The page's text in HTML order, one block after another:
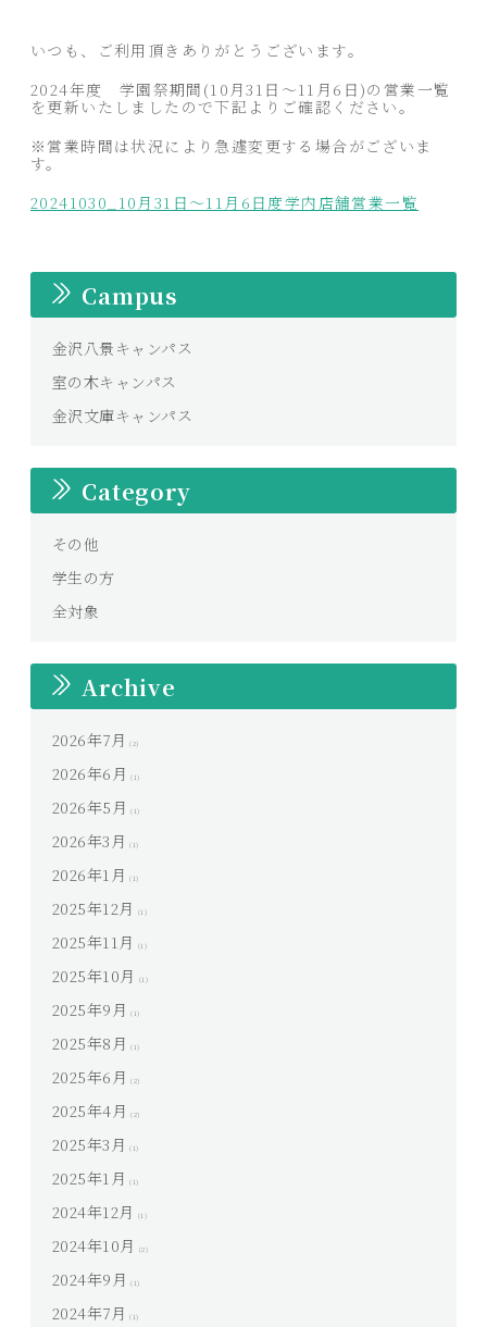
いつも、ご利用頂きありがとうございます。
2024年度 学園祭期間(10月31日～11月6日)の営業一覧
を更新いたしましたので下記よりご確認ください。
※営業時間は状況により急遽変更する場合がございま
す。
20241030_10月31日～11月6日度学内店舗営業一覧
Campus
金沢八景キャンパス
室の木キャンパス
金沢文庫キャンパス
Category
その他
学生の方
全対象
Archive
2026年7月 (2)
2026年6月 (1)
2026年5月 (1)
2026年3月 (1)
2026年1月 (1)
2025年12月 (1)
2025年11月 (1)
2025年10月 (1)
2025年9月 (1)
2025年8月 (1)
2025年6月 (2)
2025年4月 (2)
2025年3月 (1)
2025年1月 (1)
2024年12月 (1)
2024年10月 (2)
2024年9月 (1)
2024年7月 (1)